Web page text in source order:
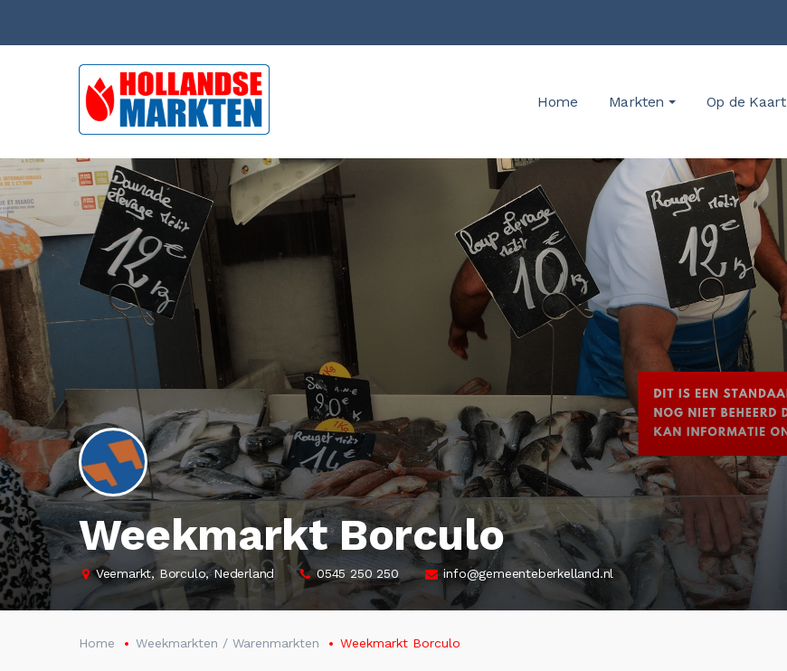
Home Markten Op de Kaart
Weekmarkt Borculo
Veemarkt, Borculo, Nederland 0545 250 250 info@gemeenteberkelland.nl
Home Weekmarkten / Warenmarkten Weekmarkt Borculo